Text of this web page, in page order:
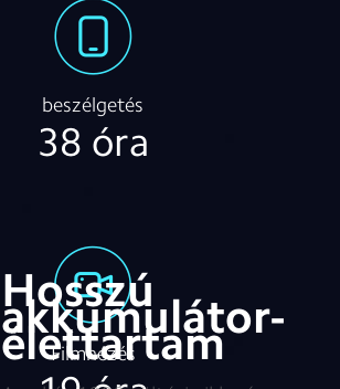
beszélgetés
38 óra
Filmnézés
Hosszú
akkumulátor-
élettartam